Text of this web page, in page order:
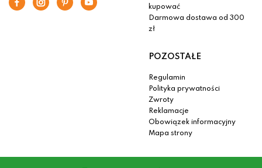
kupować
Darmowa dostawa od 300
zł
POZOSTAŁE
Regulamin
Polityka prywatności
Zwroty
Reklamacje
Obowiązek informacyjny
Mapa strony